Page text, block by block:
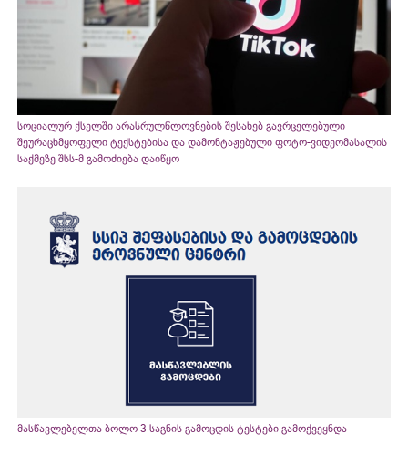
სოციალურ ქსელში არასრულწლოვნების შესახებ გავრცელებული
შეურაცხმყოფელი ტექსტებისა და დამონტაჟებული ფოტო-ვიდეომასალის
საქმეზე შსს-მ გამოძიება დაიწყო
მასწავლებელთა ბოლო 3 საგნის გამოცდის ტესტები გამოქვეყნდა